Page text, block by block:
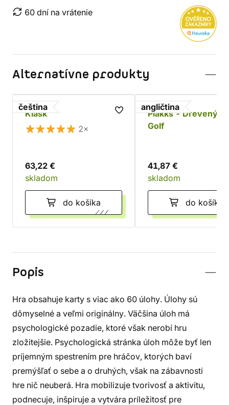
60 dní na vrátenie
Alternatívne produkty
čeština
Klask
2×
63,22 €
skladom
do košíka
angličtina
Plakks - Drevený
Golf
41,87 €
skladom
do košíka
Popis
Hra obsahuje karty s viac ako 60 úlohy. Úlohy sú
dômyselné a veľmi originálny. Väčšina úloh má
psychologické pozadie, ktoré však nerobí hru
zložitejšie. Psychologická stránka úloh môže byť len
príjemným spestrením pre hráčov, ktorých baví
premýšľať o sebe a o druhých, však na zábavnosti
hre nič neuberá. Hra mobilizuje tvorivosť a aktivitu,
podnecuje, inšpiruje a vytvára príležitosť pre